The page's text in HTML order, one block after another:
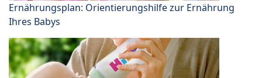
Ernährungsplan: Orientierungshilfe zur Ernährung
Ihres Babys